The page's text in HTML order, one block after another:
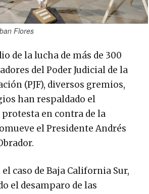
Flores
de la lucha de más de 300
del Poder Judicial de la
(PJF), diversos gremios,
han respaldado el
en contra de la
el Presidente Andrés
caso de Baja California Sur,
el desamparo de las